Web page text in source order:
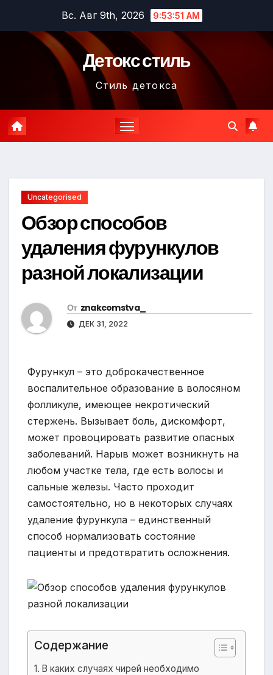
содержимому
Вс. Авг 9th, 2026 9:53:52 AM
Детокс стиль
Стиль детокса
Uncategorised
Обзор способов
удаления фурункулов
разной локализации
От znakcomstva_
ДЕК 31, 2022
Фурункул – это доброкачественное
воспалительное образование в волосяном
фолликуле, имеющее некротический
стержень. Вызывает боль, дискомфорт,
может провоцировать развитие опасных
заболеваний. Нарыв может возникнуть на
любом участке тела, где есть волосы и
сальные железы. Часто проходит
самостоятельно, но в некоторых случаях
удаление фурункула – единственный
способ нормализовать состояние
пациенты и предотвратить осложнения.
Содержание
В каких случаях чирей необходимо